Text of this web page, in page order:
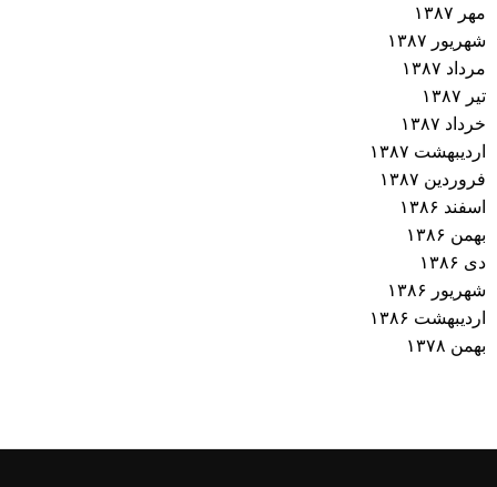
مهر ۱۳۸۷
شهریور ۱۳۸۷
مرداد ۱۳۸۷
تیر ۱۳۸۷
خرداد ۱۳۸۷
اردیبهشت ۱۳۸۷
فروردین ۱۳۸۷
اسفند ۱۳۸۶
بهمن ۱۳۸۶
دی ۱۳۸۶
شهریور ۱۳۸۶
اردیبهشت ۱۳۸۶
بهمن ۱۳۷۸